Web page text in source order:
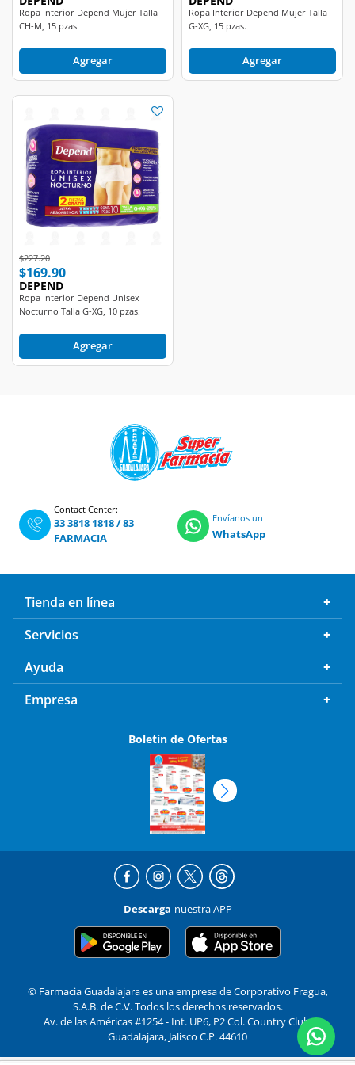
Ropa Interior Depend Mujer Talla
CH-M, 15 pzas.
Agregar
Ropa Interior Depend Mujer Talla
G-XG, 15 pzas.
Agregar
Price reduced from
$227.20to
$169.90
DEPEND
Ropa Interior Depend Unisex
Nocturno Talla G-XG, 10 pzas.
Agregar
Contact Center:
33 3818 1818/83
FARMACIA
Envíanos un
WhatsApp
Tienda en línea
Servicios
Ayuda
Empresa
Boletín de Ofertas
Descarga nuestra APP
© Farmacia Guadalajara es una empresa de Corporativo Fragua,
S.A.B. de C.V. Todos los derechos reservados.
Av. de las Américas #1254 - Int. UP6, P2 Col. Country Club,
Guadalajara, Jalisco C.P. 44610